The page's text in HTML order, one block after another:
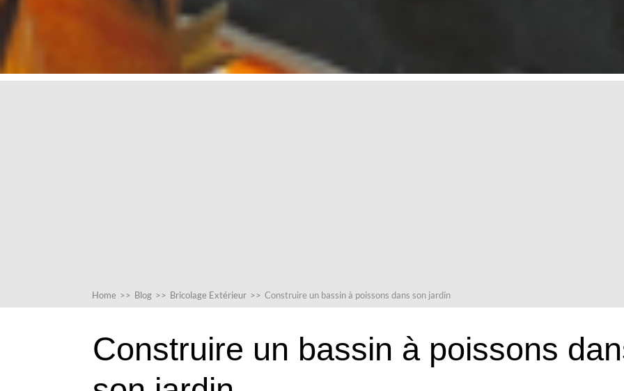
Home >> Blog >> Bricolage Extérieur >> Construire un bassin à poissons dans son jardin
Construire un bassin à poissons